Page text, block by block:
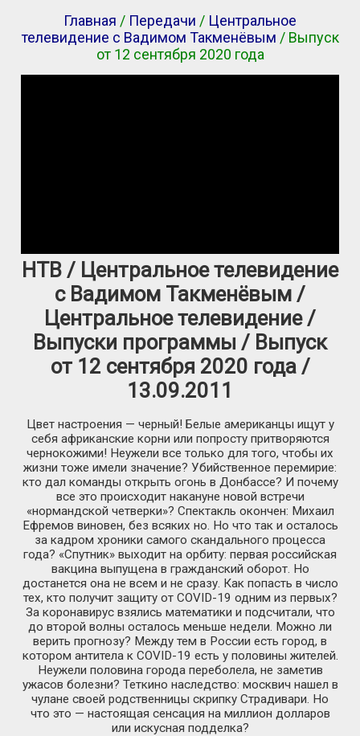
Главная / Передачи / Центральное
телевидение с Вадимом Такменёвым / Выпуск
от 12 сентября 2020 года
НТВ / Центральное телевидение
с Вадимом Такменёвым /
Центральное телевидение /
Выпуски программы / Выпуск
от 12 сентября 2020 года /
13.09.2011
Цвет настроения — черный! Белые американцы ищут у
себя африканские корни или попросту притворяются
чернокожими! Неужели все только для того, чтобы их
жизни тоже имели значение? Убийственное перемирие:
кто дал команды открыть огонь в Донбассе? И почему
все это происходит накануне новой встречи
«нормандской четверки»? Спектакль окончен: Михаил
Ефремов виновен, без всяких но. Но что так и осталось
за кадром хроники самого скандального процесса
года? «Спутник» выходит на орбиту: первая российская
вакцина выпущена в гражданский оборот. Но
достанется она не всем и не сразу. Как попасть в число
тех, кто получит защиту от COVID-19 одним из первых?
За коронавирус взялись математики и подсчитали, что
до второй волны осталось меньше недели. Можно ли
верить прогнозу? Между тем в России есть город, в
котором антитела к COVID-19 есть у половины жителей.
Неужели половина города переболела, не заметив
ужасов болезни? Теткино наследство: москвич нашел в
чулане своей родственницы скрипку Страдивари. Но
что это — настоящая сенсация на миллион долларов
или искусная подделка?